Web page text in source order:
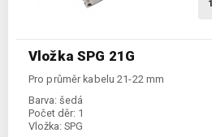
Vložka SPG 21G
Pro průměr kabelu 21-22 mm
Barva: šedá
Počet děr: 1
Vložka: SPG